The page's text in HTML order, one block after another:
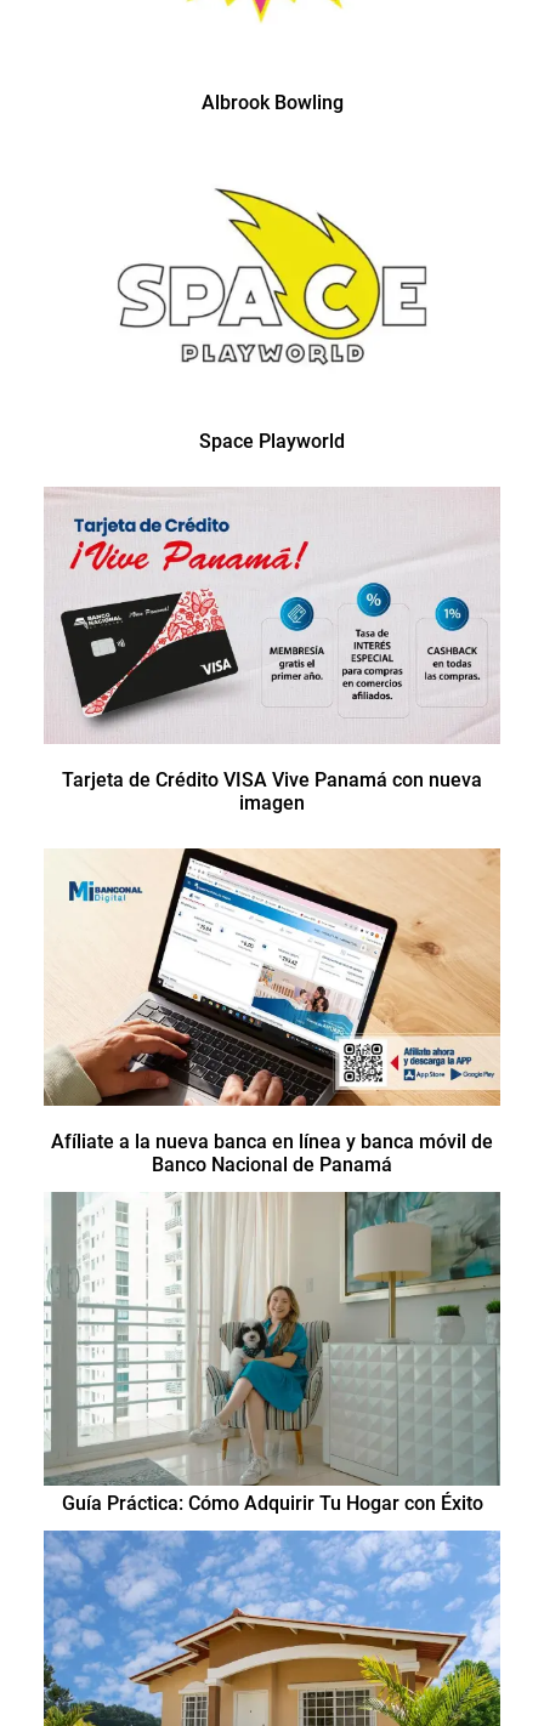
Albrook Bowling
Space Playworld
Tarjeta de Crédito VISA Vive Panamá con nueva
imagen
Afíliate a la nueva banca en línea y banca móvil de
Banco Nacional de Panamá
Guía Práctica: Cómo Adquirir Tu Hogar con Éxito